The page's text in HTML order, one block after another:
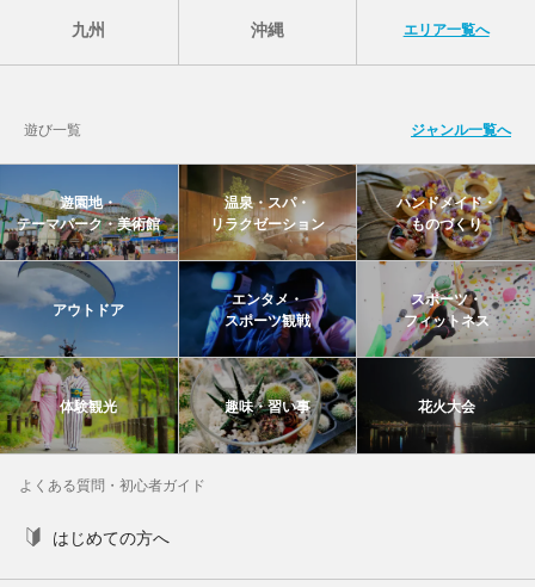
九州 沖縄 エリア一覧へ
遊び一覧 ジャンル一覧へ
遊園地・
テーマパーク・美術館
温泉・スパ・
リラクゼーション
ハンドメイド・
ものづくり
アウトドア
エンタメ・
スポーツ観戦
スポーツ・
フィットネス
体験観光 趣味・習い事 花火大会
よくある質問・初心者ガイド
はじめての方へ